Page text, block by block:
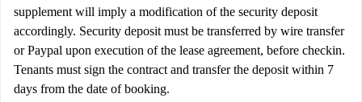
supplement will imply a modification of the security deposit
accordingly. Security deposit must be transferred by wire transfer
or Paypal upon execution of the lease agreement, before checkin.
Tenants must sign the contract and transfer the deposit within 7
days from the date of booking.